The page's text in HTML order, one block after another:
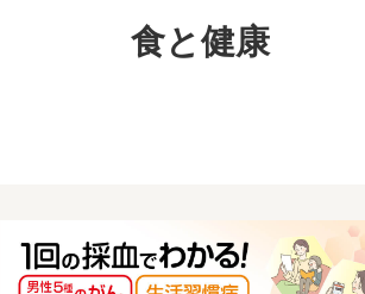
食と健康